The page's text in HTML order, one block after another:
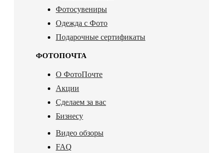
Фотосувениры
Одежда с Фото
Подарочные сертификаты
ФОТОПОЧТА
О ФотоПочте
Акции
Сделаем за вас
Бизнесу
Видео обзоры
FAQ